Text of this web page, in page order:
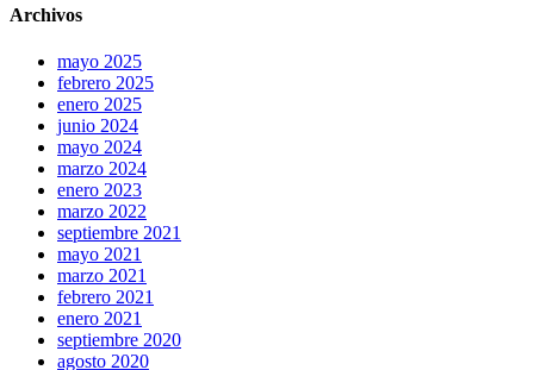
Archivos
mayo 2025
febrero 2025
enero 2025
junio 2024
mayo 2024
marzo 2024
enero 2023
marzo 2022
septiembre 2021
mayo 2021
marzo 2021
febrero 2021
enero 2021
septiembre 2020
agosto 2020